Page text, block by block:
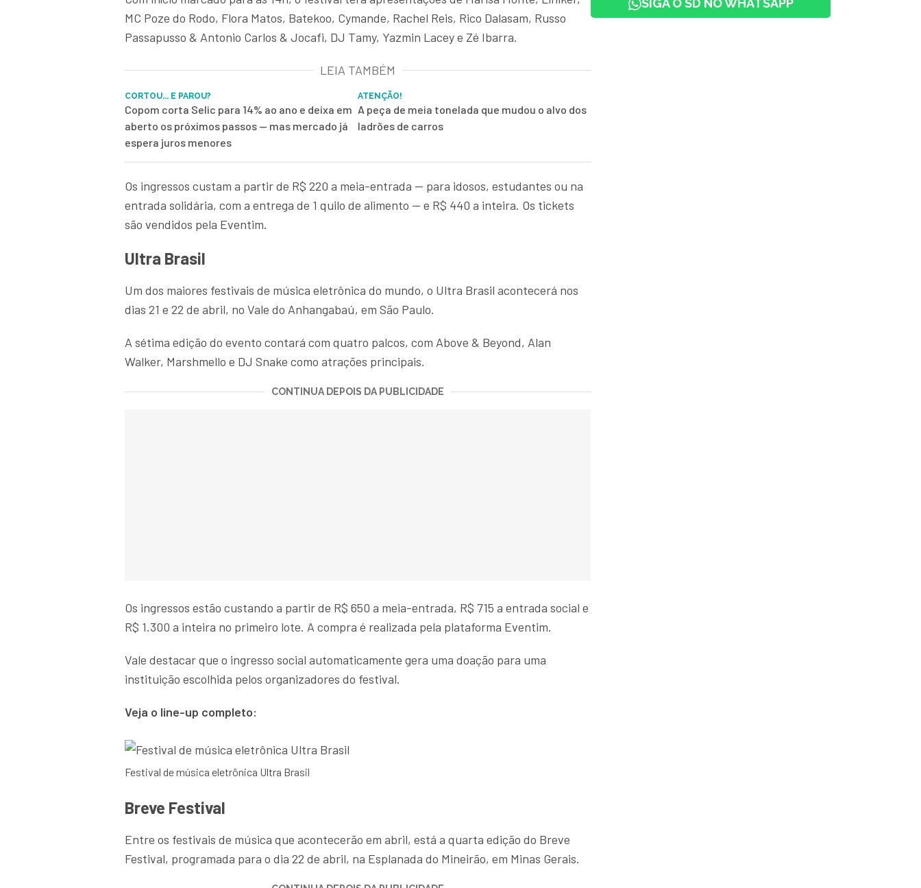
MC Poze do Rodo, Flora Matos, Batekoo, Cymande, Rachel Reis, Rico Dalasam, Russo
Passapusso & Antonio Carlos & Jocafi, DJ Tamy, Yazmin Lacey e Zé Ibarra.
LEIA TAMBÉM
CORTOU... E PAROU?
Copom corta Selic para 14% ao ano e deixa em
aberto os próximos passos — mas mercado já
espera juros menores
ATENÇÃO!
A peça de meia tonelada que mudou o alvo dos
ladrões de carros
Os ingressos custam a partir de R$ 220 a meia-entrada — para idosos, estudantes ou na
entrada solidária, com a entrega de 1 quilo de alimento — e R$ 440 a inteira. Os tickets
são vendidos pela Eventim.
Ultra Brasil
Um dos maiores festivais de música eletrônica do mundo, o Ultra Brasil acontecerá nos
dias 21 e 22 de abril, no Vale do Anhangabaú, em São Paulo.
A sétima edição do evento contará com quatro palcos, com Above & Beyond, Alan
Walker, Marshmello e DJ Snake como atrações principais.
CONTINUA DEPOIS DA PUBLICIDADE
Os ingressos estão custando a partir de R$ 650 a meia-entrada, R$ 715 a entrada social e
R$ 1.300 a inteira no primeiro lote. A compra é realizada pela plataforma Eventim.
Vale destacar que o ingresso social automaticamente gera uma doação para uma
instituição escolhida pelos organizadores do festival.
Veja o line-up completo:
Festival de música eletrônica Ultra Brasil
Breve Festival
Entre os festivais de música que acontecerão em abril, está a quarta edição do Breve
Festival, programada para o dia 22 de abril, na Esplanada do Mineirão, em Minas Gerais.
SIGA O SD NO WHATSAPP